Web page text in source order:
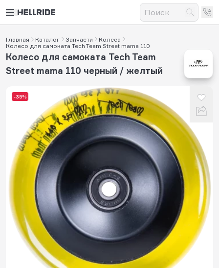
Главная Каталог Запчасти
Колеса
Колесо для самоката Tech Team Street mama 110
-35%
Колесо для самоката Tech Team
Street mama 110 черный / желтый